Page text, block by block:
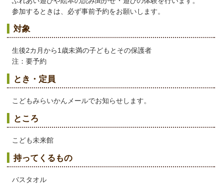
参加するときは、必ず事前予約をお願いします。
対象
生後2カ月から1歳未満の子どもとその保護者
注：要予約
とき・定員
こどもみらいかんメールでお知らせします。
ところ
こども未来館
持ってくるもの
バスタオル